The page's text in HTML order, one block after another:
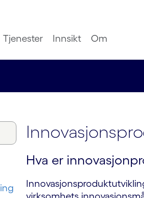
Tjenester Innsikt Om
Hva er